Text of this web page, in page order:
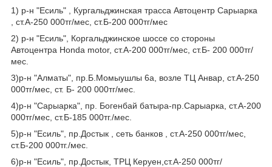
1) р-н "Есиль" , Кургальджинская трасса Автоцентр Сарыарка
, ст.А-250 000тг/мес, ст.Б-200 000тг/мес
2) р-н "Есиль", Коргальджинское шоссе со стороны
Автоцентра Honda motor, ст.А-200 000тг/мес, ст.Б- 200 000тг/
мес.
3)р-н "Алматы", пр.Б.Момыушлы 6а, возле ТЦ Анвар, ст.А-250
000тг/мес, ст. Б- 200 000тг/мес.
4)р-н "Сарыарка", пр. Богенбай батыра-пр.Сарыарка, ст.А-200
000тг/мес, ст.Б-185 000тг./мес.
5)р-н "Есиль", пр.Достык , сеть банков , ст.А-250 000тг/мес,
ст.Б-200 000тг./мес.
6)р-н "Есиль", пр.Достык, ТРЦ Керуен,ст.А-250 000тг/